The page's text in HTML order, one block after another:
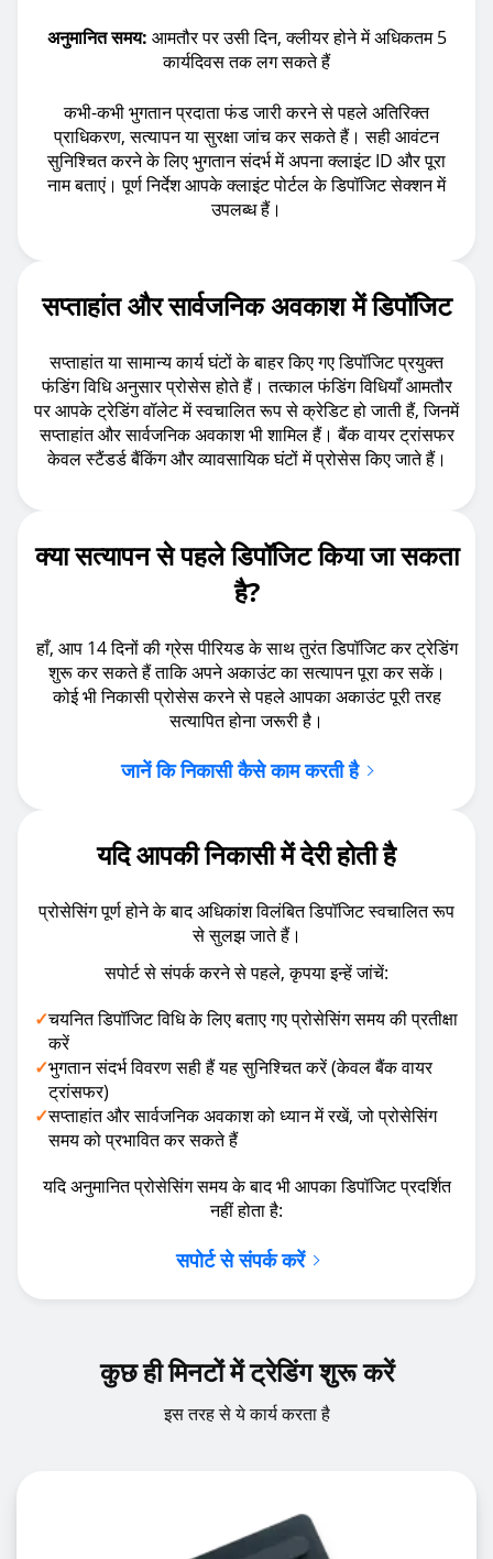
अनुमानित समय: आमतौर पर उसी दिन, क्लीयर होने में अधिकतम 5
कार्यदिवस तक लग सकते हैं
कभी-कभी भुगतान प्रदाता फंड जारी करने से पहले अतिरिक्त
प्राधिकरण, सत्यापन या सुरक्षा जांच कर सकते हैं। सही आवंटन
सुनिश्चित करने के लिए भुगतान संदर्भ में अपना क्लाइंट ID और पूरा
नाम बताएं। पूर्ण निर्देश आपके क्लाइंट पोर्टल के डिपॉजिट सेक्‍शन में
उपलब्ध हैं।
सप्ताहांत और सार्वजनिक अवकाश में डिपॉजिट
सप्ताहांत या सामान्य कार्य घंटों के बाहर किए गए डिपॉजिट प्रयुक्त
फंडिंग विधि अनुसार प्रोसेस होते हैं। तत्काल फंडिंग विधियाँ आमतौर
पर आपके ट्रेडिंग वॉलेट में स्वचालित रूप से क्रेडिट हो जाती हैं, जिनमें
सप्ताहांत और सार्वजनिक अवकाश भी शामिल हैं। बैंक वायर ट्रांसफर
केवल स्‍टैंडर्ड बैंकिंग और व्यावसायिक घंटों में प्रोसेस किए जाते हैं।
क्या सत्यापन से पहले डिपॉजिट किया जा सकता
है?
हाँ, आप 14 दिनों की ग्रेस पीरियड के साथ तुरंत डिपॉजिट कर ट्रेडिंग
शुरू कर सकते हैं ताकि अपने अकाउंट का सत्यापन पूरा कर सकें।
कोई भी निकासी प्रोसेस करने से पहले आपका अकाउंट पूरी तरह
सत्यापित होना जरूरी है।
जानें कि निकासी कैसे काम करती है
यदि आपकी निकासी में देरी होती है
प्रोसेसिंग पूर्ण होने के बाद अधिकांश विलंबित डिपॉजिट स्वचालित रूप
से सुलझ जाते हैं।
सपोर्ट से संपर्क करने से पहले, कृपया इन्‍हें जांचें:
✓चयनित डिपॉजिट विधि के लिए बताए गए प्रोसेसिंग समय की प्रतीक्षा
करें
✓भुगतान संदर्भ विवरण सही हैं यह सुनिश्चित करें (केवल बैंक वायर
ट्रांसफर)
✓सप्ताहांत और सार्वजनिक अवकाश को ध्यान में रखें, जो प्रोसेसिंग
समय को प्रभावित कर सकते हैं
यदि अनुमानित प्रोसेसिंग समय के बाद भी आपका डिपॉजिट प्रदर्शित
नहीं होता है:
सपोर्ट से संपर्क करें
कुछ ही मिनटों में ट्रेडिंग शुरू करें
इस तरह से ये कार्य करता है